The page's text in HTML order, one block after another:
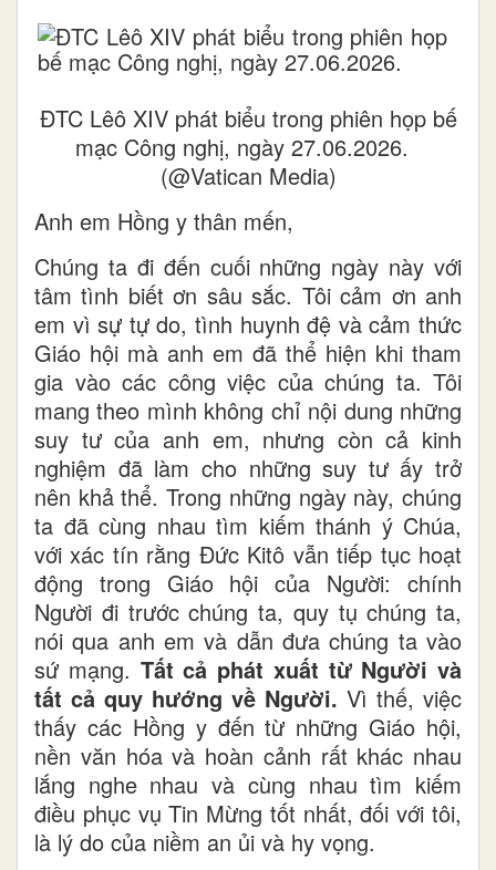
ĐTC Lêô XIV phát biểu trong phiên họp bế
mạc Công nghị, ngày 27.06.2026.
(@Vatican Media)
Anh em Hồng y thân mến,
Chúng ta đi đến cuối những ngày này với
tâm tình biết ơn sâu sắc. Tôi cảm ơn anh
em vì sự tự do, tình huynh đệ và cảm thức
Giáo hội mà anh em đã thể hiện khi tham
gia vào các công việc của chúng ta. Tôi
mang theo mình không chỉ nội dung những
suy tư của anh em, nhưng còn cả kinh
nghiệm đã làm cho những suy tư ấy trở
nên khả thể. Trong những ngày này, chúng
ta đã cùng nhau tìm kiếm thánh ý Chúa,
với xác tín rằng Đức Kitô vẫn tiếp tục hoạt
động trong Giáo hội của Người: chính
Người đi trước chúng ta, quy tụ chúng ta,
nói qua anh em và dẫn đưa chúng ta vào
sứ mạng. Tất cả phát xuất từ Người và
tất cả quy hướng về Người. Vì thế, việc
thấy các Hồng y đến từ những Giáo hội,
nền văn hóa và hoàn cảnh rất khác nhau
lắng nghe nhau và cùng nhau tìm kiếm
điều phục vụ Tin Mừng tốt nhất, đối với tôi,
là lý do của niềm an ủi và hy vọng.